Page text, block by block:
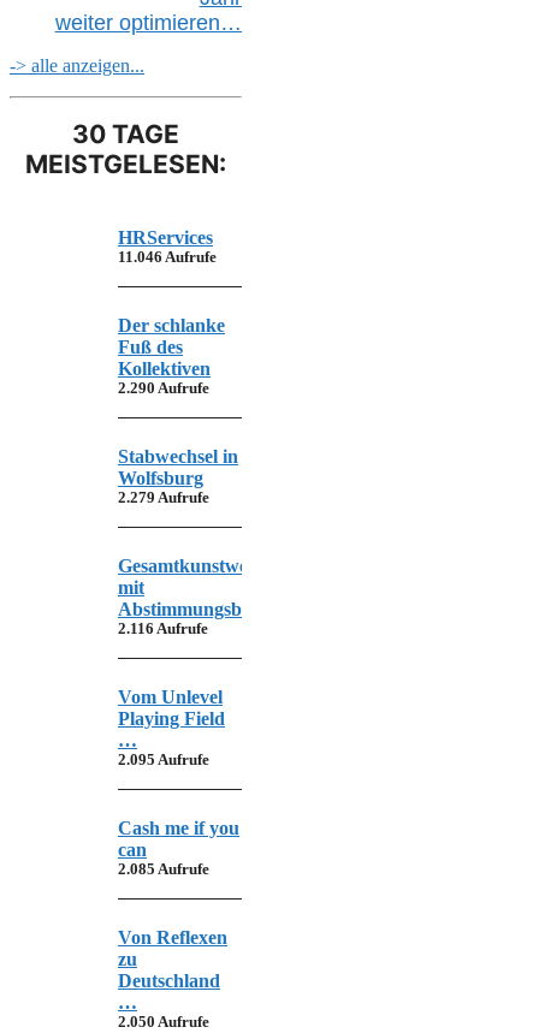
weiter optimieren…
-> alle anzeigen...
30 TAGE
MEISTGELESEN:
HRServices
11.046 Aufrufe
Der schlanke
Fuß des
Kollektiven
2.290 Aufrufe
Stabwechsel in
Wolfsburg
2.279 Aufrufe
Gesamtkunstwerk
mit
Abstimmungsbedarf
2.116 Aufrufe
Vom Unlevel
Playing Field
…
2.095 Aufrufe
Cash me if you
can
2.085 Aufrufe
Von Reflexen
zu
Deutschland
…
2.050 Aufrufe